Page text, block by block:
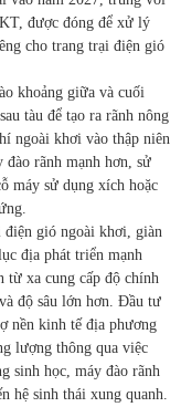
được đóng để xử lý
cho trang trại điện gió
khoảng giữa và cuối
tàu để tạo ra rãnh nông
ngoài khơi vào thập niên
đào rãnh mạnh hơn, sử
máy sử dụng xích hoặc
điện gió ngoài khơi, giàn
địa phát triển mạnh
từ xa cung cấp độ chính
độ sâu lớn hơn. Đầu tư
nền kinh tế địa phương
lượng thông qua việc
sinh học, máy đào rãnh
hệ sinh thái xung quanh.